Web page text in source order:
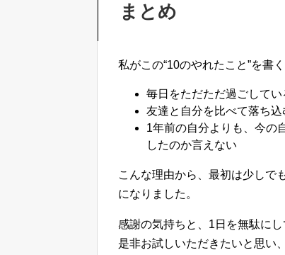
まとめ
私がこの“10のやれたこと”を書
毎日をただただ過ごして
友達と自分を比べて落ち
1年前の自分よりも、今の
したのか言えない
こんな理由から、最初は少しで
になりました。
感謝の気持ちと、1日を無駄に
是非お試しいただきたいと思い